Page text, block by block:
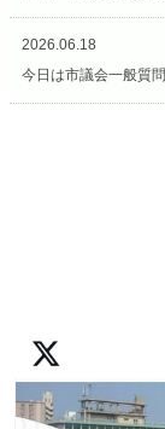
2026.06.18
今日は市議会一般質問